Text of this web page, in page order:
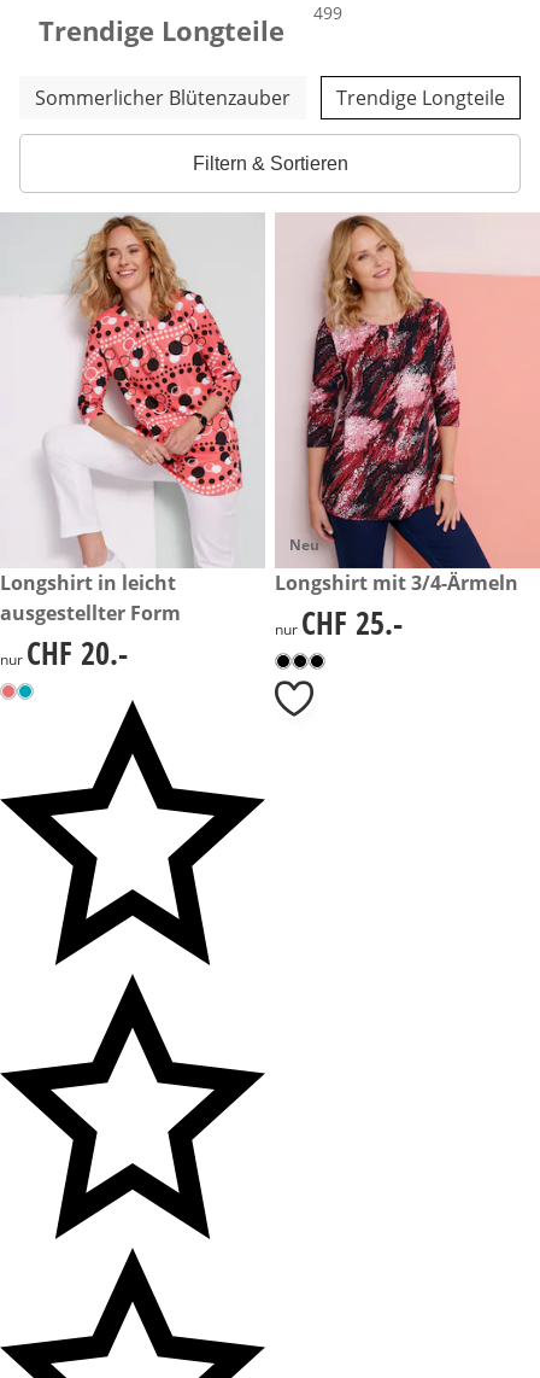
Trendige Longteile Produkte
499
Weitere Kategorien überspringen
Sommerlicher Blütenzauber Trendige Longteile
Filtern & Sortieren
CHF 20.-
Longshirt in leicht
ausgestellter Form
CHF 20.-
nur CHF 20.-
Neu
CHF 25.-
Longshirt mit 3/4-Ärmeln
CHF 25.-
nur CHF 25.-